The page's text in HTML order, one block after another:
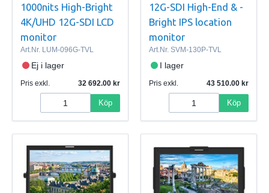
1000nits High-Bright
4K/UHD 12G-SDI LCD
monitor
Art.Nr. LUM-096G-TVL
Ej i lager
Pris exkl. 32 692.00
Köp
12G-SDI High-End & -
Bright IPS location
monitor
Art.Nr. SVM-130P-TVL
I lager
Pris exkl. 43 510.00
Köp